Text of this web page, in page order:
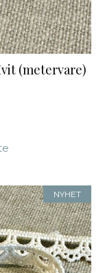
(metervare)
NYHET